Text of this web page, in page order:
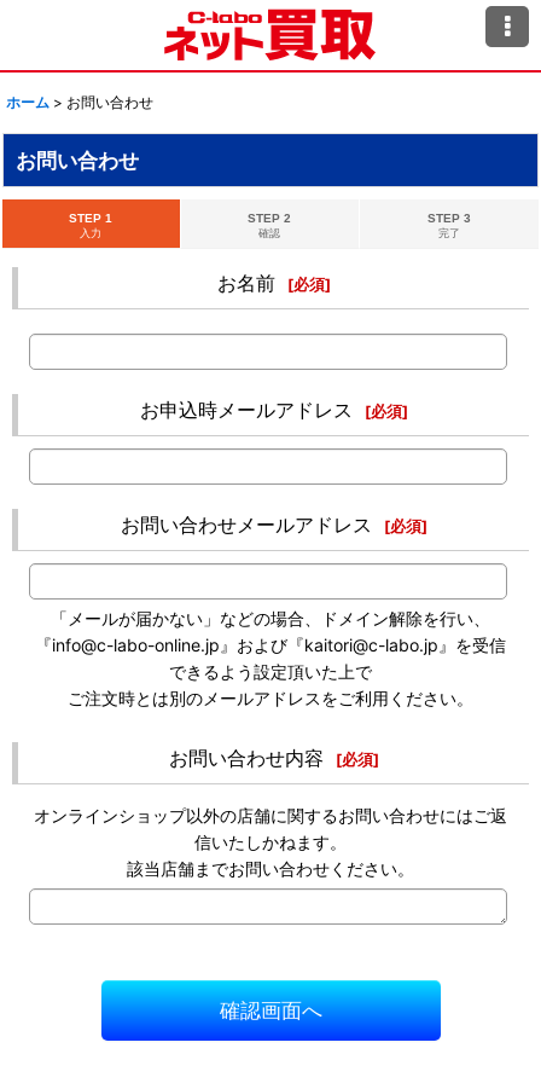
ホーム > お問い合わせ
お問い合わせ
STEP 1
入力
STEP 2
確認
STEP 3
完了
お名前 [必須]
お申込時メールアドレス [必須]
お問い合わせメールアドレス [必須]
「メールが届かない」などの場合、ドメイン解除を行い、
『info@c-labo-online.jp』および『kaitori@c-labo.jp』を受信
できるよう設定頂いた上で
ご注文時とは別のメールアドレスをご利用ください。
お問い合わせ内容 [必須]
オンラインショップ以外の店舗に関するお問い合わせにはご返
信いたしかねます。
該当店舗までお問い合わせください。
確認画面へ